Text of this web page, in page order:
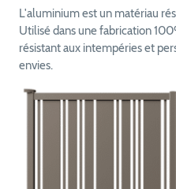
L'aluminium est un matériau
Utilisé dans une fabrication
résistant aux intempéries et
envies.